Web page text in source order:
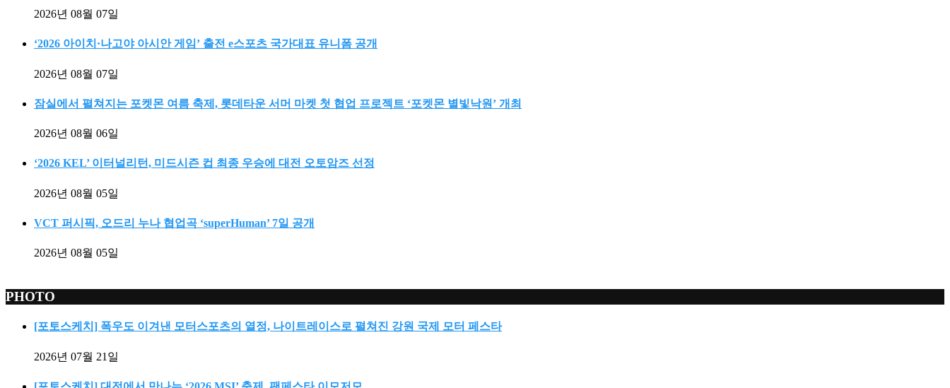
2026년 08월 07일
‘2026 아이치·나고야 아시안 게임’ 출전 e스포츠 국가대표 유니폼 공개
2026년 08월 07일
잠실에서 펼쳐지는 포켓몬 여름 축제, 롯데타운 서머 마켓 첫 협업 프로젝트 ‘포켓몬 별빛낙원’ 개최
2026년 08월 06일
‘2026 KEL’ 이터널리턴, 미드시즌 컵 최종 우승에 대전 오토암즈 선정
2026년 08월 05일
VCT 퍼시픽, 오드리 누나 협업곡 ‘superHuman’ 7일 공개
2026년 08월 05일
PHOTO
[포토스케치] 폭우도 이겨낸 모터스포츠의 열정, 나이트레이스로 펼쳐진 강원 국제 모터 페스타
2026년 07월 21일